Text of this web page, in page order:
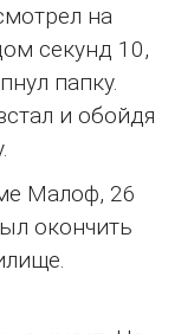
на
секунд 10,
папку.
и обойдя
Малоф, 26
окончить